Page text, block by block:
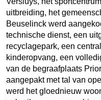
uitbreiding, het
Beuselinck werd
technische dienst, een
recyclagepark, een
kinderopvang, een
van de begraafplaats
aangepakt met tal van
werd het gloednieuw